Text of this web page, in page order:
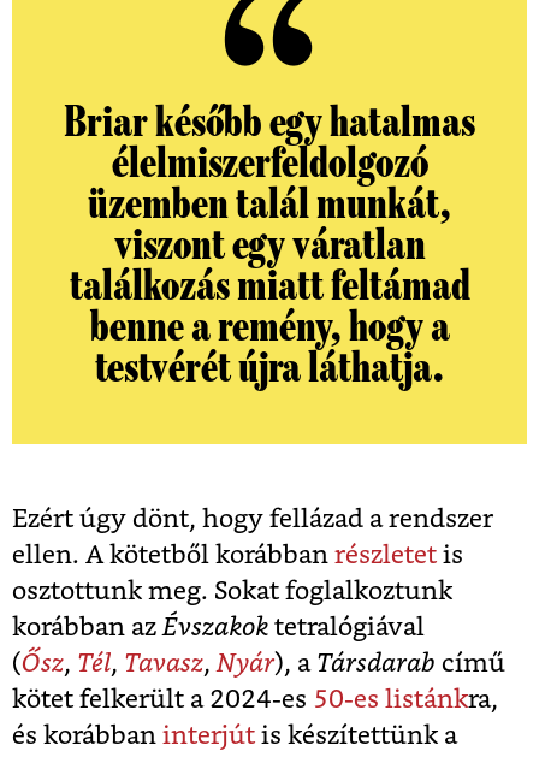
Briar később egy hatalmas
élelmiszerfeldolgozó
üzemben talál munkát,
viszont egy váratlan
találkozás miatt feltámad
benne a remény, hogy a
testvérét újra láthatja.
Ezért úgy dönt, hogy fellázad a rendszer
ellen. A kötetből korábban részletet is
osztottunk meg. Sokat foglalkoztunk
korábban az Évszakok tetralógiával
(Ősz, Tél, Tavasz, Nyár), a Társdarab című
kötet felkerült a 2024-es 50-es listánkra,
és korábban interjút is készítettünk a